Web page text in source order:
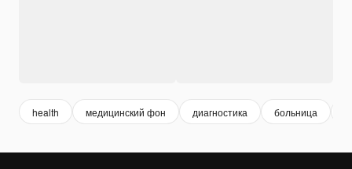
health медицинский фон диагностика больница